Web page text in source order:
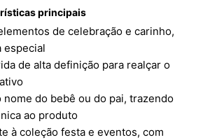
principais
de celebração e carinho,
especial
de alta definição para realçar o
nome do bebê ou do pai, trazendo
ao produto
à coleção festa e eventos, com